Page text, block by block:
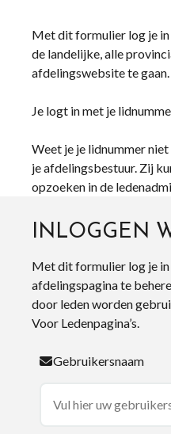
Met dit formulier log je in
de landelijke, alle
afdelingswebsite te gaan.
Je logt in met je
Weet je je lidnummer
je afdelingsbestuur. Zij
opzoeken in de
INLOGGEN
Met dit formulier log je
afdelingspagina te
door leden worden
Voor Ledenpagina’s.
Gebruikersnaam